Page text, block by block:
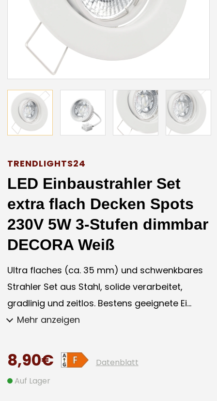
TRENDLIGHTS24
LED Einbaustrahler Set
extra flach Decken Spots
230V 5W 3-Stufen dimmbar
DECORA Weiß
Ultra flaches (ca. 35 mm) und schwenkbares
Strahler Set aus Stahl, solide verarbeitet,
gradlinig und zeitlos. Bestens geeignete Ei...
Mehr anzeigen
8,90€
Datenblatt
Auf Lager